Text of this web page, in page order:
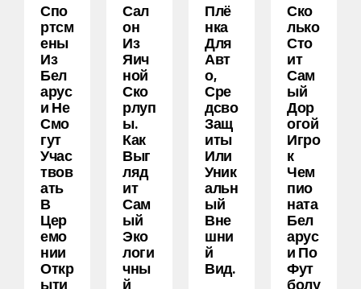
Спо
Ртсм
Ены
Из
Бел
Арус
И Не
Смо
Гут
Учас
Твов
Ать
В
Цер
Емо
Нии
Откр
Ыти
Сал
Он
Из
Яич
Ной
Ско
Рлуп
Ы.
Как
Выг
Ляд
Ит
Сам
Ый
Эко
Логи
Чны
Й
Плё
Нка
Для
Авт
О,
Сре
Дсво
Защ
Иты
Или
Уник
Альн
Ый
Вне
Шни
Й
Вид.
Ско
Лько
Сто
Ит
Сам
Ый
Дор
Огой
Игро
К
Чем
Пио
Ната
Бел
Арус
И По
Фут
Болу